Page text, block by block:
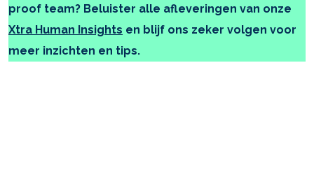
proof team? Beluister alle afleveringen van onze
Xtra Human Insights en blijf ons zeker volgen voor
meer inzichten en tips.